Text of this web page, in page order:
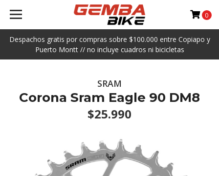
Despachos gratis por compras sobre $100.000 entre Copiapo y
Puerto Montt // no incluye cuadros ni bicicletas
0
SRAM
Corona Sram Eagle 90 DM8
$25.990